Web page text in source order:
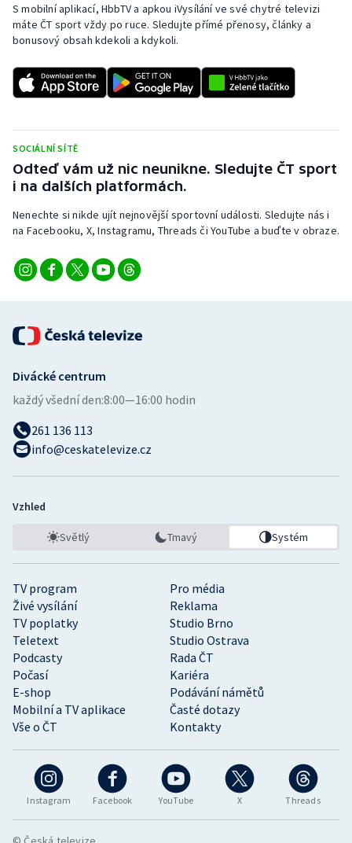
S mobilní aplikací, HbbTV a apkou iVysílání ve své chytré televizi
máte ČT sport vždy po ruce. Sledujte přímé přenosy, články a
bonusový obsah kdekoli a kdykoli.
SOCIÁLNÍ SÍTĚ
Odteď vám už nic neunikne. Sledujte ČT sport
i na dalších platformách.
Nenechte si nikde ujít nejnovější sportovní události. Sledujte nás i
na Facebooku, X, Instagramu, Threads či YouTube a buďte v obraze.
Instagram Facebook YouTube X Threads
TV program
Pro média
Živé vysílání
Reklama
TV poplatky
Studio Brno
Teletext
Studio Ostrava
Podcasty
Rada ČT
Počasí
Kariéra
E-shop
Podávání námětů
Mobilní a TV aplikace
Časté dotazy
Vše o ČT
Kontakty
Divácké centrum
každý všední den:8:00—16:00 hodin
261 136 113
info@ceskatelevize.cz
Vzhled
Světlý Tmavý Systém